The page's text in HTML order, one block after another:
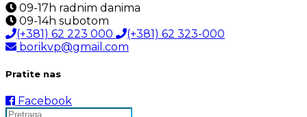
09-17h radnim danima
09-14h subotom
(+381) 62 223 000
(+381) 62 323-000
borikvp@gmail.com
Pratite nas
Facebook